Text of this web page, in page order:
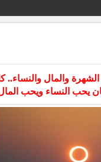
الشهرة والمال
كان يحب النساء ويحب